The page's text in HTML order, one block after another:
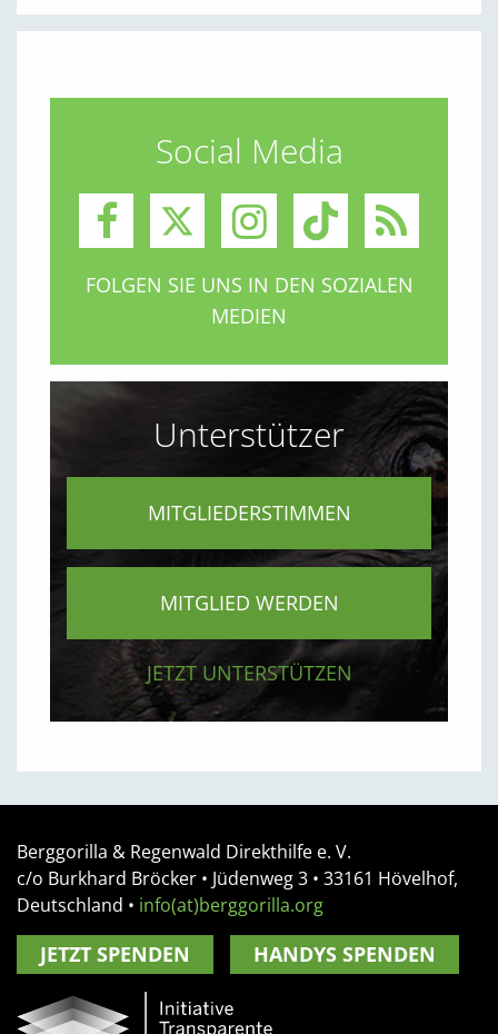
Social Media
FOLGEN SIE UNS IN DEN SOZIALEN
MEDIEN
Unterstützer
MITGLIEDERSTIMMEN
MITGLIED WERDEN
JETZT UNTERSTÜTZEN
Berggorilla & Regenwald Direkthilfe e. V.
c/o Burkhard Bröcker • Jüdenweg 3 • 33161 Hövelhof,
Deutschland • info(at)berggorilla.org
JETZT SPENDEN HANDYS SPENDEN